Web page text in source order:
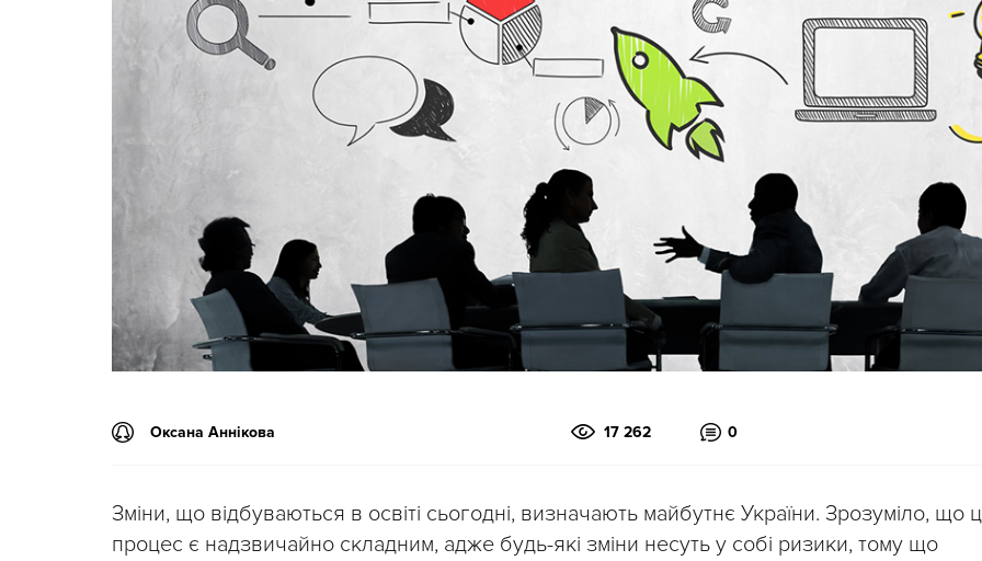
Оксана Аннікова 17 262 0
Зміни, що відбуваються в освіті сьогодні, визначають майбутнє України. Зрозуміло, що
процес є надзвичайно складним, адже будь-які зміни несуть у собі ризики, тому що